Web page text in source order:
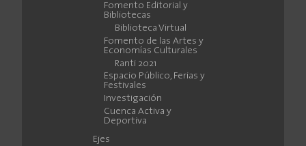
Fomento Editorial y
Bibliotecas
Biblioteca Virtual
Fomento de las Artes y
Economías Culturales
Ranti 2021
Espacio Público, Ferias y
Festivales
Investigación
Cuenca Activa y
Deportiva
Ejes